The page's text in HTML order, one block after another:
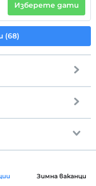
Изберете дати
(68)
Зимна ваканция